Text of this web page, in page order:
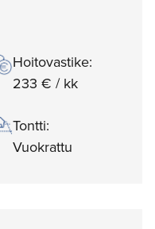
Hoitovastike:
233 € / kk
Tontti:
Vuokrattu